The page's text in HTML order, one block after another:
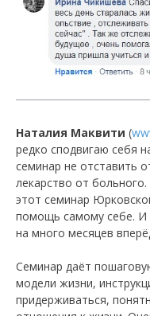
Наталия Маквити (
редко сподвигаю себя
семинар не отставить
лекарство от
этот семинар
помощь самому себе. И
на много месяцев
Семинар даёт
модели жизни,
придерживаться,